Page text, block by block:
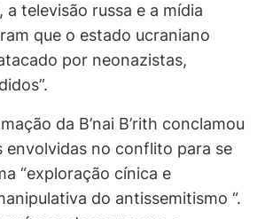
a televisão russa e a mídia
que o estado ucraniano
por neonazistas,
da B’nai B’rith conclamou
envolvidas no conflito para se
“exploração cínica e
do antissemitismo “.